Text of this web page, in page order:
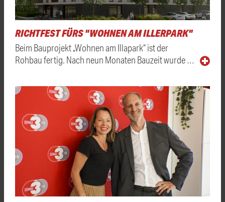
RICHTFEST FÜRS "WOHNEN AM ILLERPARK"
Beim Bauprojekt „Wohnen am Illapark“ ist der
Rohbau fertig. Nach neun Monaten Bauzeit wurde …